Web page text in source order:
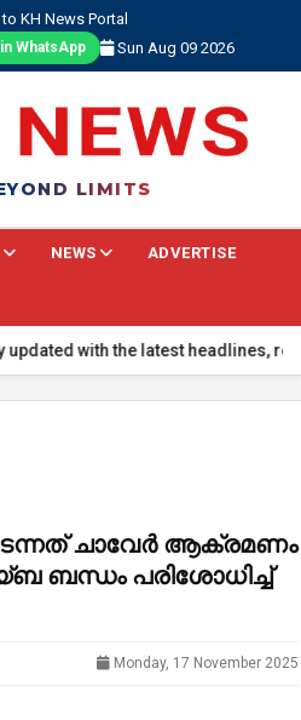
KH News Portal
WhatsApp Sun Aug 09 2026
LIMITS
NEWS ADVERTISE
with the latest headlines,
ചാവേർ ആക്രമണം
ബന്ധം പരിശോധിച്ച്
Monday, 17 November 2025